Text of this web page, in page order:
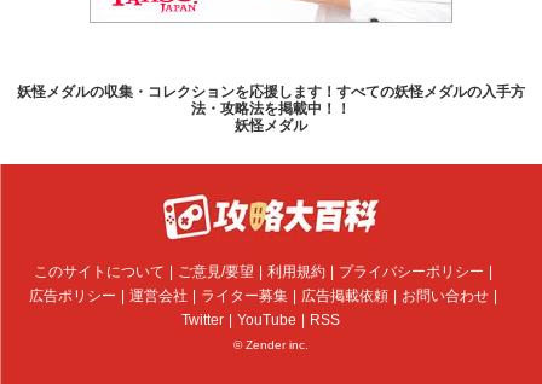
妖怪メダルの収集・コレクションを応援します！すべての妖怪メダルの入手方
法・攻略法を掲載中！！
妖怪メダル
このサイトについて ご意見/要望 利用規約
プライバシーポリシー
広告ポリシー
運営会社 ライター募集 広告掲載依頼
お問い合わせ
Twitter
YouTube RSS
© Zender inc.